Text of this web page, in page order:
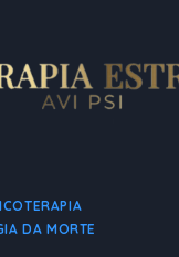
DA MORTE